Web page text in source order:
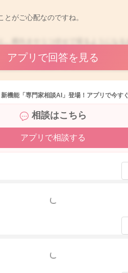
がご心配なのですね。
ので、窒息のご心配はあまりないよう
は多いですよね。寝る姿勢はお子さん
もあると思いますので、硬いマットを
をさける、なるべく母乳育児を行う、
ていただければいいかと思いますよ。
センサーなどもありますので、レンタ
方が変化してくることもありますので
アプリで回答を見る
機能「専門家相談AI」登場！アプリで今す
相談はこちら
アプリで相談する
もっと見る
もっと見る